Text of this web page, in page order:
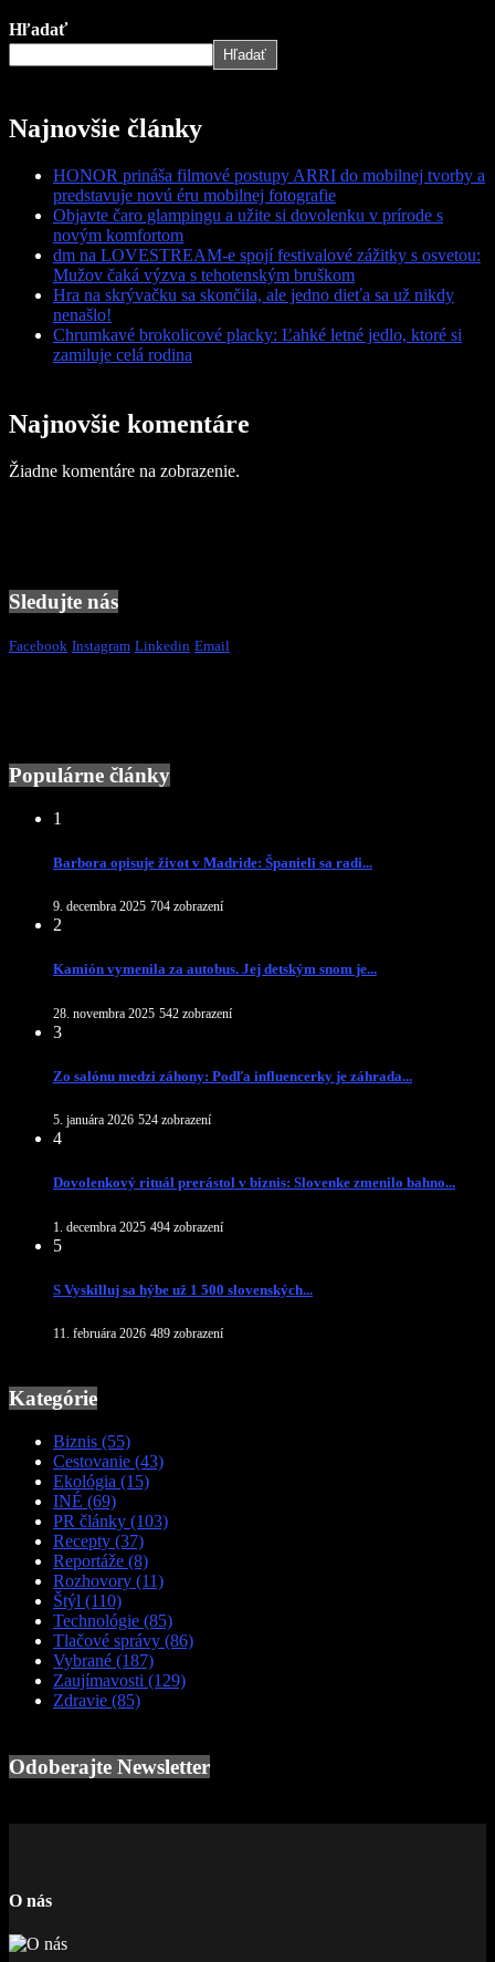
Hľadať
Hľadať
Najnovšie články
HONOR prináša filmové postupy ARRI do mobilnej tvorby a
predstavuje novú éru mobilnej fotografie
Objavte čaro glampingu a užite si dovolenku v prírode s
novým komfortom
dm na LOVESTREAM-e spojí festivalové zážitky s osvetou:
Mužov čaká výzva s tehotenským bruškom
Hra na skrývačku sa skončila, ale jedno dieťa sa už nikdy
nenašlo!
Chrumkavé brokolicové placky: Ľahké letné jedlo, ktoré si
zamiluje celá rodina
Najnovšie komentáre
Žiadne komentáre na zobrazenie.
Sledujte nás
Facebook Instagram Linkedin Email
Populárne články
1
Barbora opisuje život v Madride: Španieli sa radi...
9. decembra 2025 704 zobrazení
2
Kamión vymenila za autobus. Jej detským snom je...
28. novembra 2025 542 zobrazení
3
Zo salónu medzi záhony: Podľa influencerky je záhrada...
5. januára 2026 524 zobrazení
4
Dovolenkový rituál prerástol v biznis: Slovenke zmenilo bahno...
1. decembra 2025 494 zobrazení
5
S Vyskilluj sa hýbe už 1 500 slovenských...
11. februára 2026 489 zobrazení
Kategórie
Biznis (55)
Cestovanie (43)
Ekológia (15)
INÉ (69)
PR články (103)
Recepty (37)
Reportáže (8)
Rozhovory (11)
Štýl (110)
Technológie (85)
Tlačové správy (86)
Vybrané (187)
Zaujímavosti (129)
Zdravie (85)
Odoberajte Newsletter
O nás